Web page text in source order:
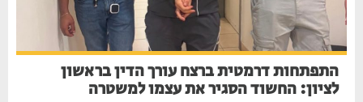
התפתחות דרמטית ברצח עורך הדין בראשון
לציון: החשוד הסגיר את עצמו למשטרה